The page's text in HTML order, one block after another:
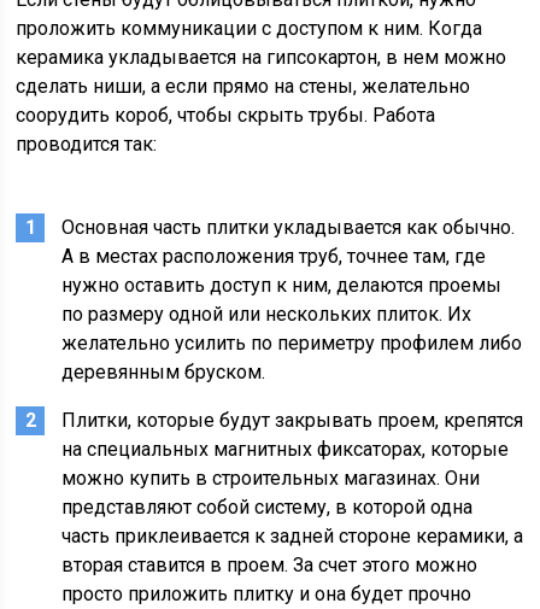
проложить коммуникации с доступом к ним. Когда
керамика укладывается на гипсокартон, в нем можно
сделать ниши, а если прямо на стены, желательно
соорудить короб, чтобы скрыть трубы. Работа
проводится так:
Основная часть плитки укладывается как обычно.
А в местах расположения труб, точнее там, где
нужно оставить доступ к ним, делаются проемы
по размеру одной или нескольких плиток. Их
желательно усилить по периметру профилем либо
деревянным бруском.
Плитки, которые будут закрывать проем, крепятся
на специальных магнитных фиксаторах, которые
можно купить в строительных магазинах. Они
представляют собой систему, в которой одна
часть приклеивается к задней стороне керамики, а
вторая ставится в проем. За счет этого можно
просто приложить плитку и она будет прочно